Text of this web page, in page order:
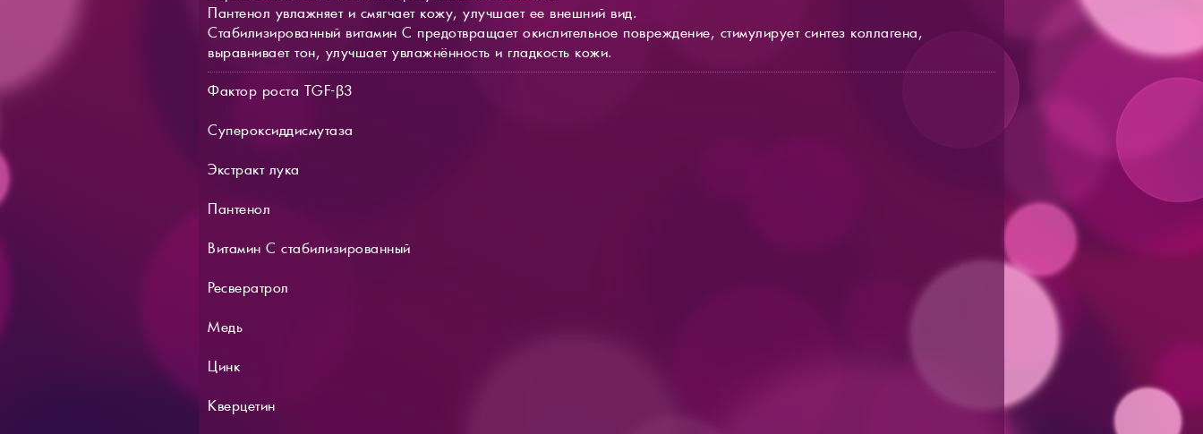
Пантенол увлажняет и смягчает кожу, улучшает ее внешний вид.
Стабилизированный витамин С предотвращает окислительное повреждение, стимулирует синтез коллагена,
выравнивает тон, улучшает увлажнённость и гладкость кожи.
Фактор роста TGF-β3
Супероксиддисмутаза
Экстракт лука
Пантенол
Витамин С стабилизированный
Ресвератрол
Медь
Цинк
Кверцетин